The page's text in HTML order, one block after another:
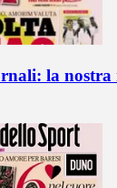
la nostra